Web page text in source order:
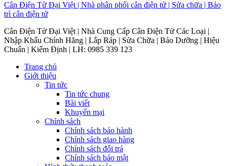
Cân Điện Tử Đại Việt | Nhà phân phối cân điện tử | Sửa chữa | Bảo
trì cân điện tử
Cân Điện Tử Đại Việt | Nhà Cung Cấp Cân Điện Tử Các Loại |
Nhập Khẩu Chính Hãng | Lắp Ráp | Sửa Chữa | Bảo Dưỡng | Hiệu
Chuẩn | Kiểm Định | LH: 0985 339 123
Trang chủ
Giới thiệu
Tin tức
Tin tức chung
Bài viết
Khuyến mại
Chính sách
Chính sách bảo hành
Chính sách giao hàng
Chính sách đổi trả
Chính sách bảo mật